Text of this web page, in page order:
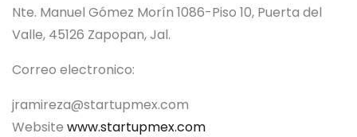
Nte. Manuel Gómez Morín 1086-Piso 10, Puerta del
Valle, 45126 Zapopan, Jal.
Correo electronico:
jramireza@startupmex.com
Website www.startupmex.com